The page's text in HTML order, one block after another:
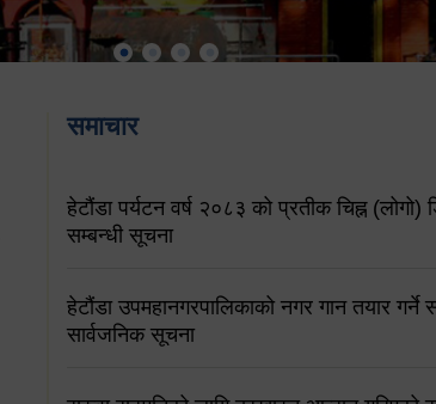
समाचार
हेटौंडा पर्यटन वर्ष २०८३ को प्रतीक चिह्न (लोगो)
सम्बन्धी सूचना
हेटौंडा उपमहानगरपालिकाको नगर गान तयार गर्ने
सार्वजनिक सूचना